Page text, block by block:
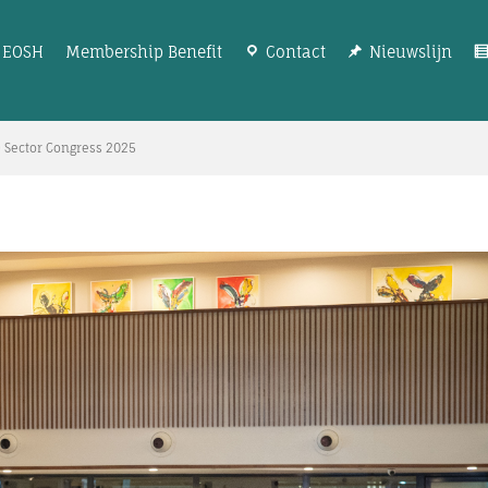
EOSH Membership Benefit Contact Nieuwslijn
Congress 2025